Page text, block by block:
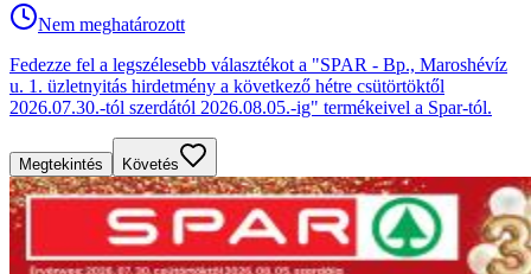
Nem meghatározott
Fedezze fel a legszélesebb választékot a "SPAR - Bp., Maroshévíz
u. 1. üzletnyitás hirdetmény a következő hétre csütörtöktől
2026.07.30.-tól szerdától 2026.08.05.-ig" termékeivel a Spar-tól.
Megtekintés Követés